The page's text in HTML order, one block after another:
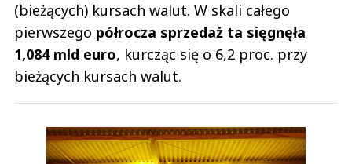
(bieżących) kursach walut. W skali całego
pierwszego półrocza sprzedaż ta sięgnęła
1,084 mld euro, kurcząc się o 6,2 proc. przy
bieżących kursach walut.